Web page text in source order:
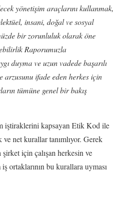
yönetişim araçlarını kullanmak,
insani, doğal ve sosyal
bir zorunluluk olarak öne
Raporumuzla
duyma ve uzun vadede başarılı
ifade eden herkes için
tümüne genel bir bakış
iştiraklerini kapsayan Etik Kod ile
net kurallar tanımlıyor. Gerek
için çalışan herkesin ve
ortaklarının bu kurallara uyması